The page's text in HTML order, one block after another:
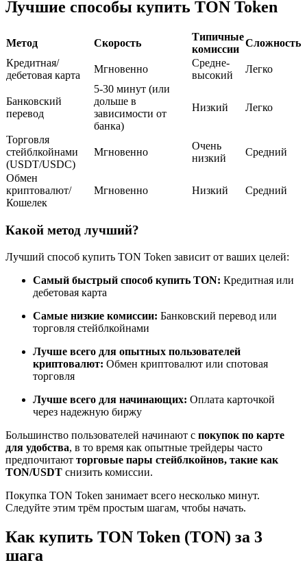
Копирование торговли
Присоединяйтесь к лучшим трейдерам
Станьте копи-трейдером
Наслаждайтесь распределением прибыли и комиссиями
за копи-трейдинг
Информация
Анализ больших данных, включая торговую информацию
и т. д.
Лучшие способы купить TON Token
Метод Скорость
Типичные
комиссии
Сложность
Кредитная/
дебетовая карта
Мгновенно
Средне-
высокий
Легко
Банковский
перевод
5-30 минут (или
дольше в
зависимости от
банка)
Низкий Легко
Торговля
стейблкойнами
(USDT/USDC)
Мгновенно
Очень
низкий
Средний
Обмен
криптовалют/
Кошелек
Мгновенно Низкий Средний
Какой метод лучший?
Лучший способ купить TON Token зависит от ваших целей:
Самый быстрый способ купить TON: Кредитная или
дебетовая карта
Самые низкие комиссии: Банковский перевод или
торговля стейблкойнами
Лучше всего для опытных пользователей
криптовалют: Обмен криптовалют или спотовая
торговля
Лучше всего для начинающих: Оплата карточкой
через надежную биржу
Большинство пользователей начинают с покупок по карте
для удобства, в то время как опытные трейдеры часто
предпочитают торговые пары стейблкойнов, такие как
TON/USDT снизить комиссии.
Покупка TON Token занимает всего несколько минут.
Следуйте этим трём простым шагам, чтобы начать.
Как купить TON Token (TON) за 3
шага